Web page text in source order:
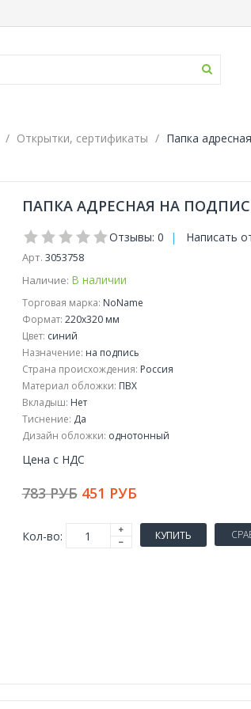
Открытки, сертификаты Папка
ПАПКА АДРЕСНАЯ НА
Отзывы: 0 | Написать
Арт. 3053758
Наличие: В наличии
Торговая марка: NoName
Формат: 220x320 мм
Цвет: синий
Назначение: на подпись
Страна происхождения: Россия
Материал обложки: ПВХ
Вкладыш: Нет
Тиснение: Да
Дизайн обложки: однотонный
Цена с НДС
783 РУБ 451 РУБ
Кол-во: КУПИТЬ